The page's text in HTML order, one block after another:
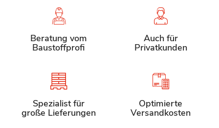
Beratung vom
Baustoffprofi
Auch für
Privatkunden
Spezialist für
große Lieferungen
Optimierte
Versandkosten